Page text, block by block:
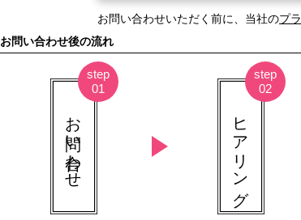
お問い合わせいただく前に、当社のプ
お問い合わせ後の流れ
お問い合わせ ヒアリング